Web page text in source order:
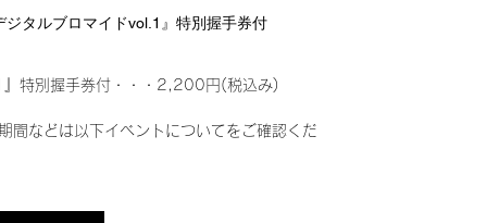
ジタルブロマイドvol.1』特別握手券付
』特別握手券付・・・2,200円(税込み)
間などは以下イベントについてをご確認くだ